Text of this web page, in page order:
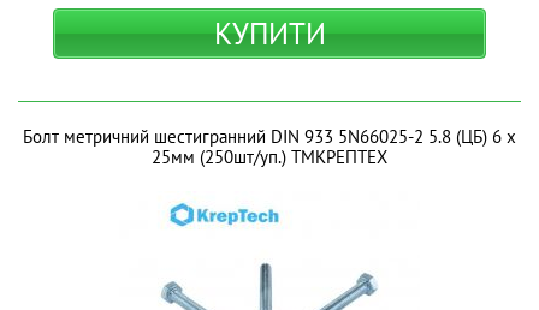
КУПИТИ
Болт метричний шестигранний DIN 933 5N66025-2 5.8 (ЦБ) 6 х
25мм (250шт/уп.) ТМКРЕПТЕХ